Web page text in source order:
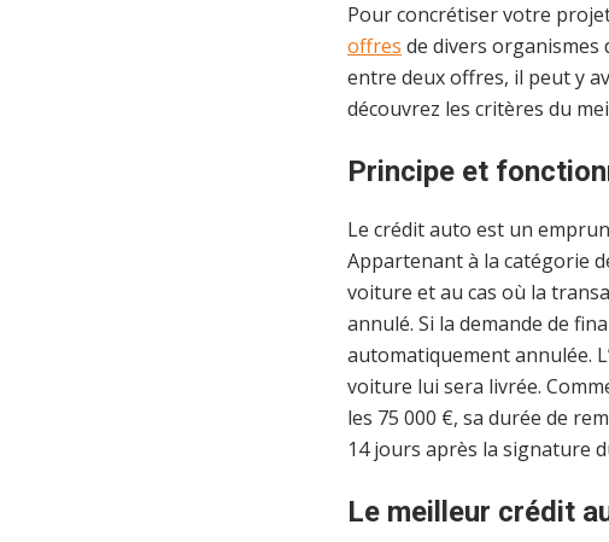
Pour concrétiser votre
offres de divers organismes
entre deux offres, il peut y
découvrez les critères du
Principe et
Le crédit auto est un
Appartenant à la catégorie
voiture et au cas où la
annulé. Si la demande de
automatiquement annulée.
voiture lui sera livrée.
les 75 000 €, sa durée de
14 jours après la signature
Le meilleur crédit